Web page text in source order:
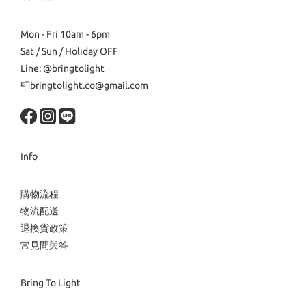
Mon - Fri 10am - 6pm
Sat / Sun / Holiday OFF
Line: @bringtolight
📮bringtolight.co@gmail.com
Info
購物流程
物流配送
退換貨政策
常見問與答
Bring To Light